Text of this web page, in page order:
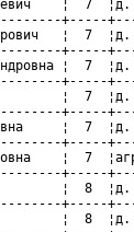
¦
+-----
¦
+-----
¦
+-----
¦
+-----
¦
+-----
¦  7
+-----
¦
+-----
¦